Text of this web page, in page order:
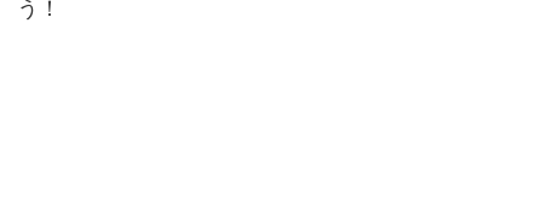
う！